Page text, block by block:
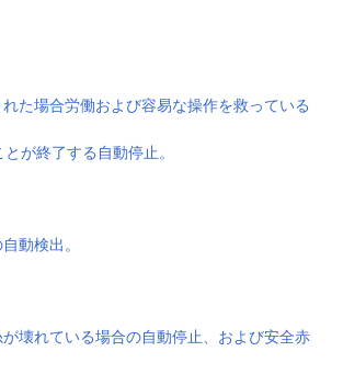
た場合労働および容易な操作を救っている
が終了する自動停止。
動検出。
壊れている場合の自動停止、および安全赤